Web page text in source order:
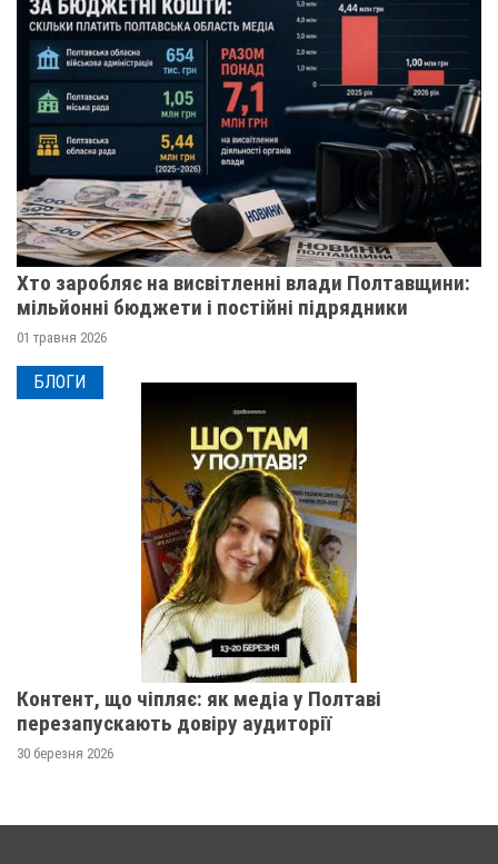
Хто заробляє на висвітленні влади Полтавщини:
мільйонні бюджети і постійні підрядники
01 травня 2026
БЛОГИ
Контент, що чіпляє: як медіа у Полтаві
перезапускають довіру аудиторії
30 березня 2026